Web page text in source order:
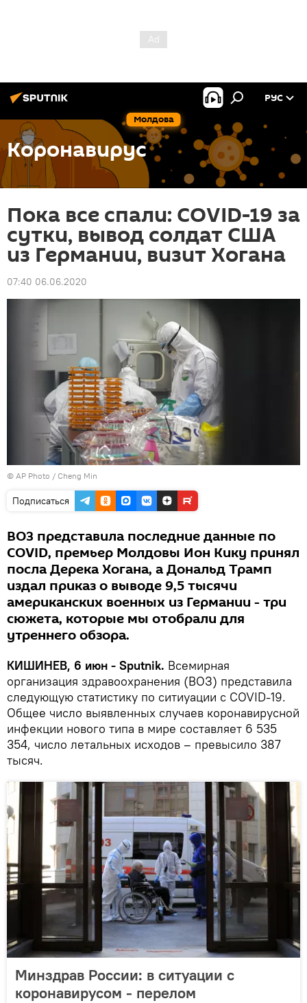
Молдова
РУС
Коронавирус
Пока все спали: COVID-19 за
сутки, вывод солдат США
из Германии, визит Хогана
07:40 06.06.2020
© AP Photo / Cheng Min
Подписаться
ВОЗ представила последние данные по
COVID, премьер Молдовы Ион Кику принял
посла Дерека Хогана, а Дональд Трамп
издал приказ о выводе 9,5 тысячи
американских военных из Германии - три
сюжета, которые мы отобрали для
утреннего обзора.
КИШИНЕВ, 6 июн - Sputnik. Всемирная
организация здравоохранения (ВОЗ) представила
следующую статистику по ситиуации с COVID-19.
Общее число выявленных случаев коронавирусной
инфекции нового типа в мире составляет 6 535
354, число летальных исходов – превысило 387
тысяч.
Минздрав России: в ситуации с
коронавирусом - перелом